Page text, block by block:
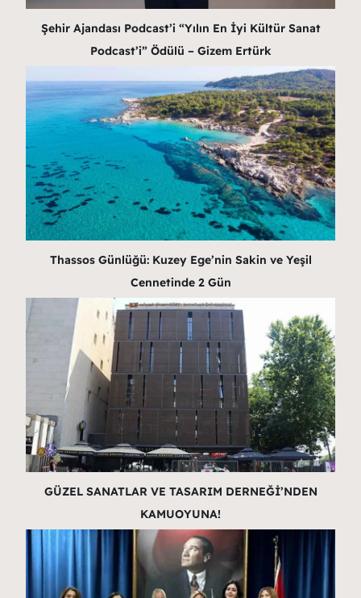
Şehir Ajandası Podcast’i “Yılın En İyi Kültür Sanat
Podcast’i” Ödülü – Gizem Ertürk
Thassos Günlüğü: Kuzey Ege’nin Sakin ve Yeşil
Cennetinde 2 Gün
GÜZEL SANATLAR VE TASARIM DERNEĞİ’NDEN
KAMUOYUNA!